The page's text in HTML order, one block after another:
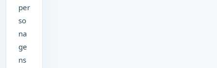
per
so
na
ge
ns